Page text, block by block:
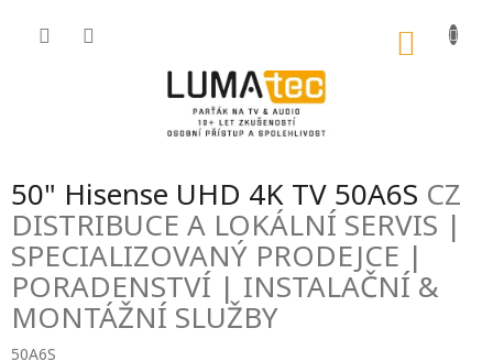
50" Hisense UHD 4K TV 50A6S CZ
DISTRIBUCE A LOKÁLNÍ SERVIS |
SPECIALIZOVANÝ PRODEJCE |
PORADENSTVÍ | INSTALAČNÍ &
MONTÁŽNÍ SLUŽBY
50A6S